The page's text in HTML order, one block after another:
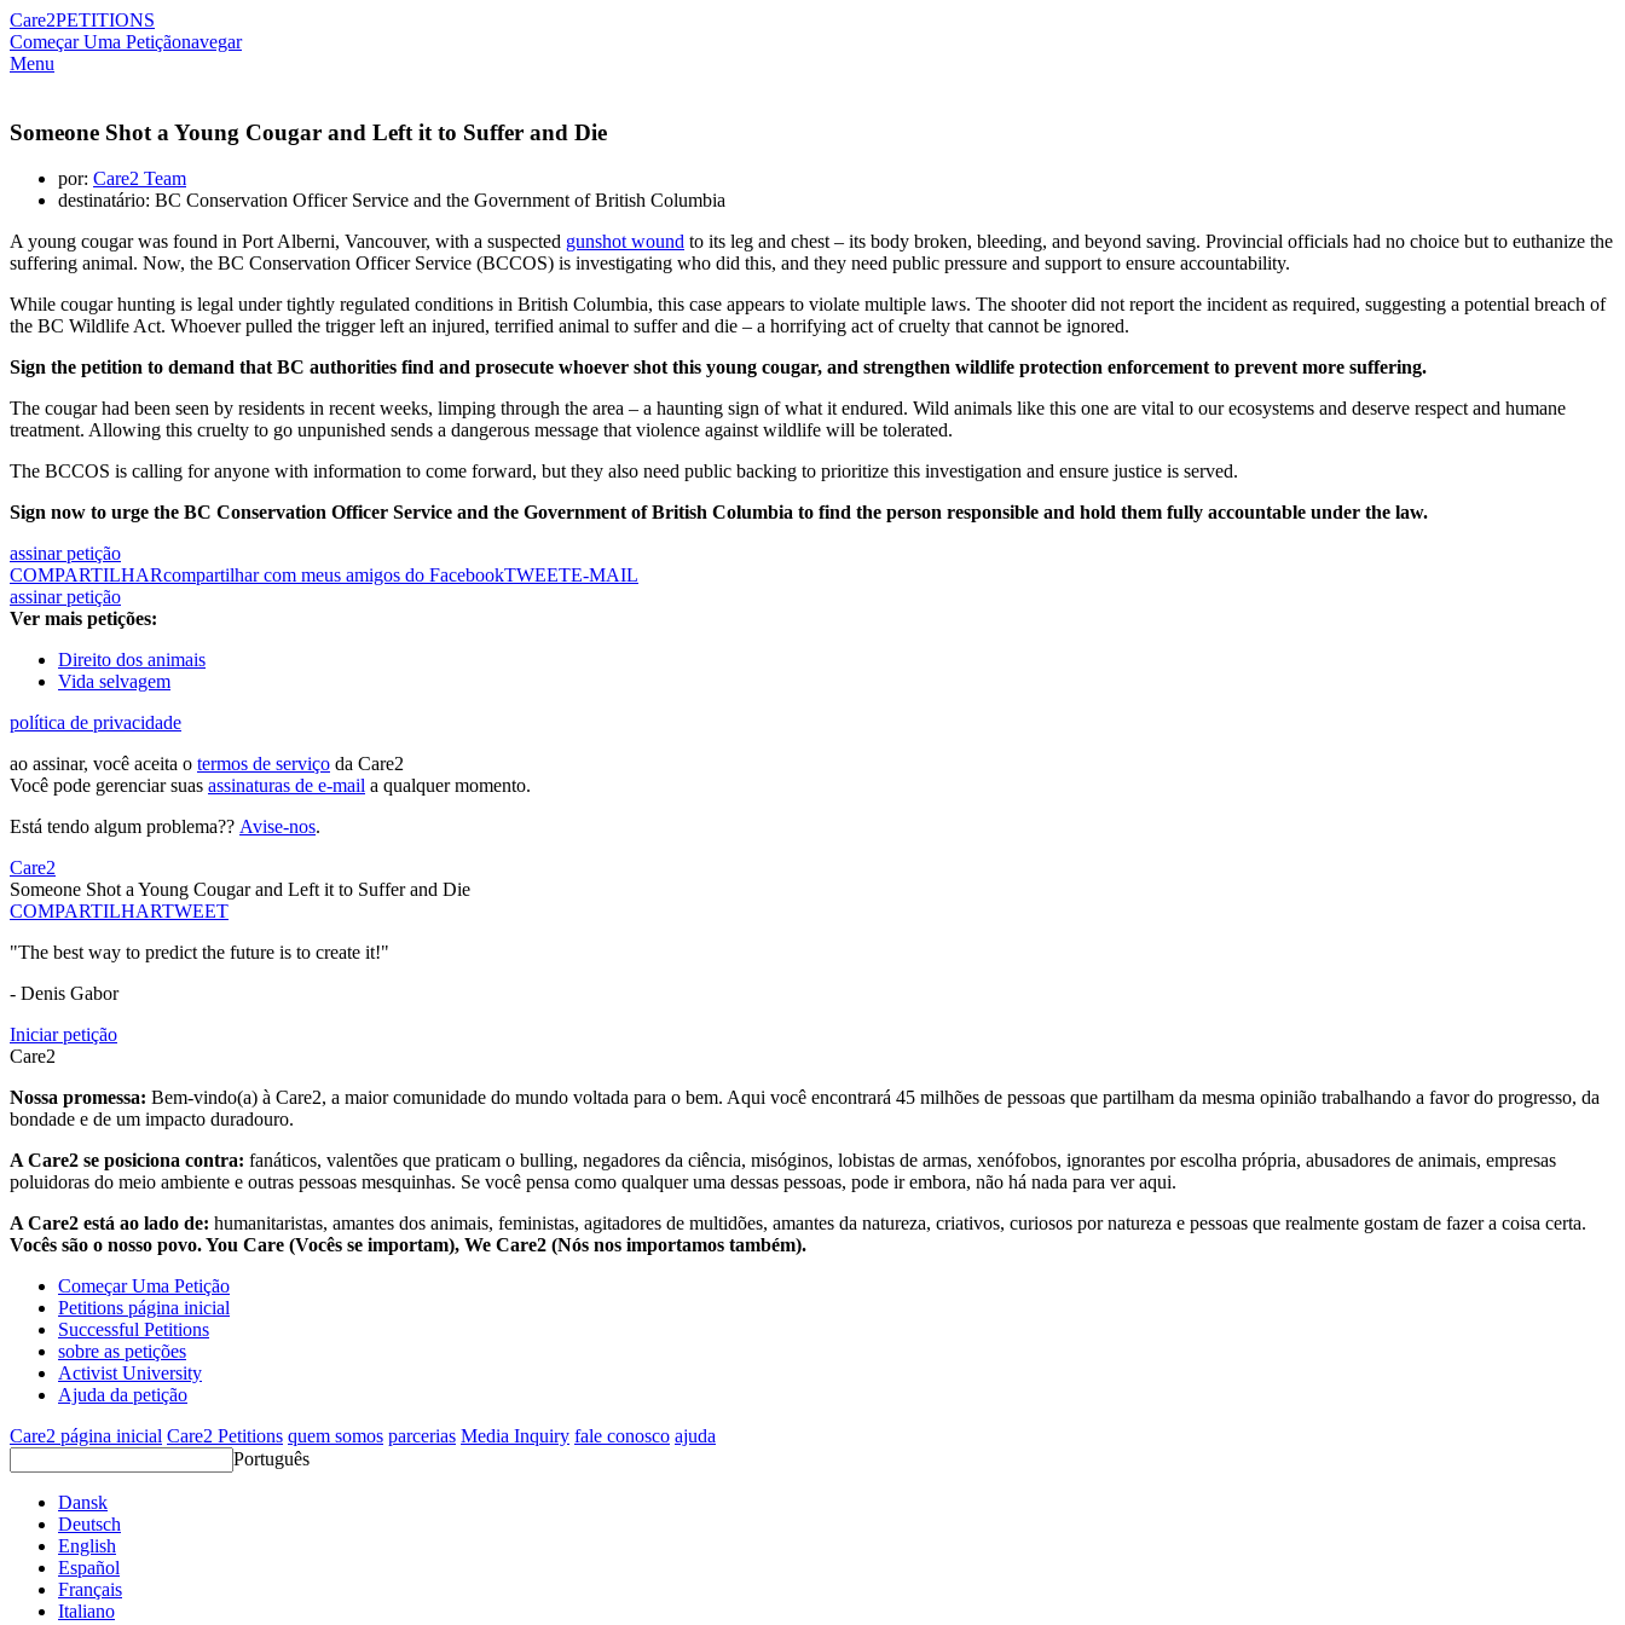
Care2PETITIONS
Começar Uma Petiçãonavegar
Menu
Someone Shot a Young Cougar and Left it to Suffer and Die
por: Care2 Team
destinatário: BC Conservation Officer Service and the Government of British Columbia
A young cougar was found in Port Alberni, Vancouver, with a suspected gunshot wound to its leg and chest – its body broken, bleeding, and beyond saving. Provincial officials had no choice but to euthanize the
suffering animal. Now, the BC Conservation Officer Service (BCCOS) is investigating who did this, and they need public pressure and support to ensure accountability.
While cougar hunting is legal under tightly regulated conditions in British Columbia, this case appears to violate multiple laws. The shooter did not report the incident as required, suggesting a potential breach of
the BC Wildlife Act. Whoever pulled the trigger left an injured, terrified animal to suffer and die – a horrifying act of cruelty that cannot be ignored.
Sign the petition to demand that BC authorities find and prosecute whoever shot this young cougar, and strengthen wildlife protection enforcement to prevent more suffering.
The cougar had been seen by residents in recent weeks, limping through the area – a haunting sign of what it endured. Wild animals like this one are vital to our ecosystems and deserve respect and humane
treatment. Allowing this cruelty to go unpunished sends a dangerous message that violence against wildlife will be tolerated.
The BCCOS is calling for anyone with information to come forward, but they also need public backing to prioritize this investigation and ensure justice is served.
Sign now to urge the BC Conservation Officer Service and the Government of British Columbia to find the person responsible and hold them fully accountable under the law.
assinar petição
COMPARTILHARcompartilhar com meus amigos do FacebookTWEETE-MAIL
assinar petição
Ver mais petições:
Direito dos animais
Vida selvagem
política de privacidade
ao assinar, você aceita o termos de serviço da Care2
Você pode gerenciar suas assinaturas de e-mail a qualquer momento.
Está tendo algum problema?? Avise-nos.
Care2
Someone Shot a Young Cougar and Left it to Suffer and Die
COMPARTILHARTWEET
"The best way to predict the future is to create it!"
- Denis Gabor
Iniciar petição
Care2
Nossa promessa: Bem-vindo(a) à Care2, a maior comunidade do mundo voltada para o bem. Aqui você encontrará 45 milhões de pessoas que partilham da mesma opinião trabalhando a favor do progresso, da
bondade e de um impacto duradouro.
A Care2 se posiciona contra: fanáticos, valentões que praticam o bulling, negadores da ciência, misóginos, lobistas de armas, xenófobos, ignorantes por escolha própria, abusadores de animais, empresas
poluidoras do meio ambiente e outras pessoas mesquinhas. Se você pensa como qualquer uma dessas pessoas, pode ir embora, não há nada para ver aqui.
A Care2 está ao lado de: humanitaristas, amantes dos animais, feministas, agitadores de multidões, amantes da natureza, criativos, curiosos por natureza e pessoas que realmente gostam de fazer a coisa certa.
Vocês são o nosso povo. You Care (Vocês se importam), We Care2 (Nós nos importamos também).
Começar Uma Petição
Petitions página inicial
Successful Petitions
sobre as petições
Activist University
Ajuda da petição
Care2 página inicial Care2 Petitions quem somos parcerias Media Inquiry fale conosco ajuda
Português
Dansk
Deutsch
English
Español
Français
Italiano